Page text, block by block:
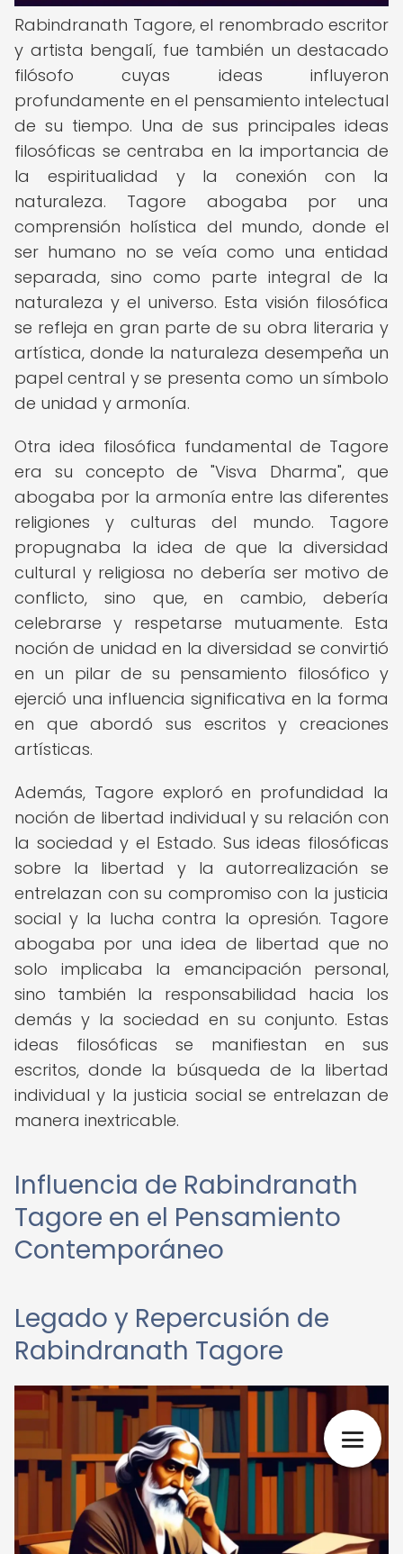
Rabindranath Tagore, el renombrado escritor
y artista bengalí, fue también un destacado
filósofo cuyas ideas influyeron
profundamente en el pensamiento intelectual
de su tiempo. Una de sus principales ideas
filosóficas se centraba en la importancia de
la espiritualidad y la conexión con la
naturaleza. Tagore abogaba por una
comprensión holística del mundo, donde el
ser humano no se veía como una entidad
separada, sino como parte integral de la
naturaleza y el universo. Esta visión filosófica
se refleja en gran parte de su obra literaria y
artística, donde la naturaleza desempeña un
papel central y se presenta como un símbolo
de unidad y armonía.
Otra idea filosófica fundamental de Tagore
era su concepto de "Visva Dharma", que
abogaba por la armonía entre las diferentes
religiones y culturas del mundo. Tagore
propugnaba la idea de que la diversidad
cultural y religiosa no debería ser motivo de
conflicto, sino que, en cambio, debería
celebrarse y respetarse mutuamente. Esta
noción de unidad en la diversidad se convirtió
en un pilar de su pensamiento filosófico y
ejerció una influencia significativa en la forma
en que abordó sus escritos y creaciones
artísticas.
Además, Tagore exploró en profundidad la
noción de libertad individual y su relación con
la sociedad y el Estado. Sus ideas filosóficas
sobre la libertad y la autorrealización se
entrelazan con su compromiso con la justicia
social y la lucha contra la opresión. Tagore
abogaba por una idea de libertad que no
solo implicaba la emancipación personal,
sino también la responsabilidad hacia los
demás y la sociedad en su conjunto. Estas
ideas filosóficas se manifiestan en sus
escritos, donde la búsqueda de la libertad
individual y la justicia social se entrelazan de
manera inextricable.
Influencia de Rabindranath
Tagore en el Pensamiento
Contemporáneo
Legado y Repercusión de
Rabindranath Tagore